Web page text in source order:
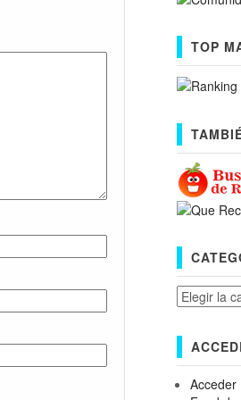
TOP
Categorías
Acceder